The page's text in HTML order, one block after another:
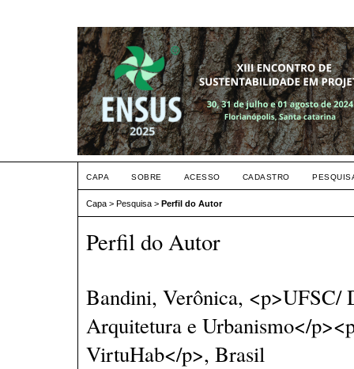
CAPA SOBRE ACESSO CADASTRO
Capa > Pesquisa > Perfil do Autor
Perfil do Autor
Bandini, Verônica, <p>UFSC/
Arquitetura e Urbanismo</
VirtuHab</p>, Brasil